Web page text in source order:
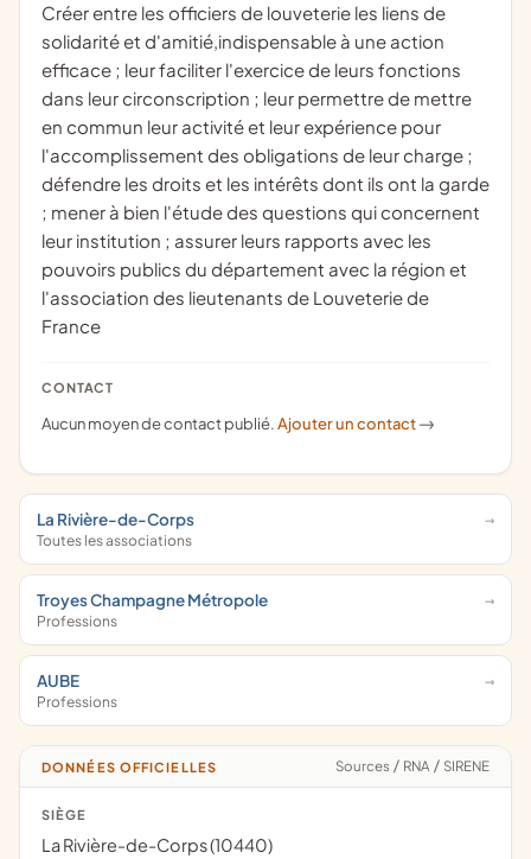
créer entre les officiers de louveterie les liens de
solidarité et d'amitié,indispensable à une action
efficace ; leur faciliter l'exercice de leurs fonctions
dans leur circonscription ; leur permettre de mettre
en commun leur activité et leur expérience pour
l'accomplissement des obligations de leur charge ;
défendre les droits et les intérêts dont ils ont la garde
; mener à bien l'étude des questions qui concernent
leur institution ; assurer leurs rapports avec les
pouvoirs publics du département avec la région et
l'association des lieutenants de Louveterie de
France
CONTACT
Aucun moyen de contact publié.Ajouter un contact ->
La Rivière-de-Corps
Toutes les associations
Troyes Champagne Métropole
Professions
AUBE
Professions
DONNÉES OFFICIELLES Sources / RNA / SIRENE
SIÈGE
La Rivière-de-Corps (10440)